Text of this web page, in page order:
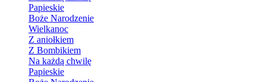
Papieskie
Boże Narodzenie
Wielkanoc
Z aniołkiem
Z Bombikiem
Na każdą chwilę
Papieskie